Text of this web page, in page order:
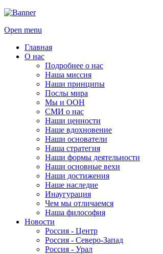
Open menu
Главная
О нас
Подробнее о нас
Наша миссия
Наши принципы
Послы мира
Мы и ООН
СМИ о нас
Наши ценности
Наше вдохновение
Наши основатели
Наша стратегия
Наши формы деятельности
Наши основные вехи
Наши достижения
Наше наследие
Инаугурация
Чем мы отличаемся
Наша философия
Новости
Россия - Центр
Россия - Северо-Запад
Россия - Урал